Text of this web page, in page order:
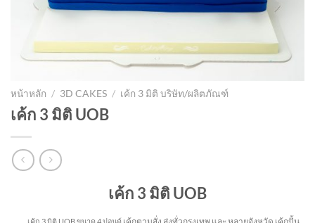
หน้าหลัก / 3D CAKES / เค้ก 3 มิติ บริษัท/ผลิตภัณฑ์
เค้ก 3 มิติ UOB
เค้ก 3 มิติ UOB
เค้ก 3 มิติ UOBขนาด 4 ปอนด์